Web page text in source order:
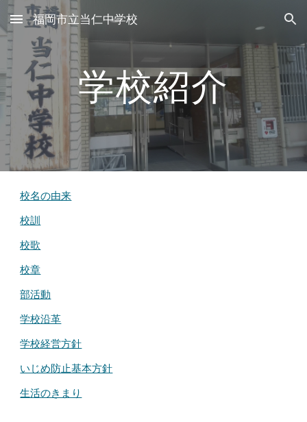
Skip to main content Skip to navigation
福岡市立当仁中学校
学校紹介
校名の由来
校訓
校歌
校章
部活動
学校沿革
学校経営方針
いじめ防止基本方針
生活のきまり